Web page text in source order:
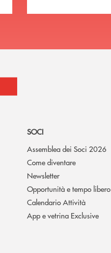
SOCI
Assemblea dei Soci 2026
Come diventare
Newsletter
Opportunità e tempo libero
Calendario Attività
App e vetrina Exclusive